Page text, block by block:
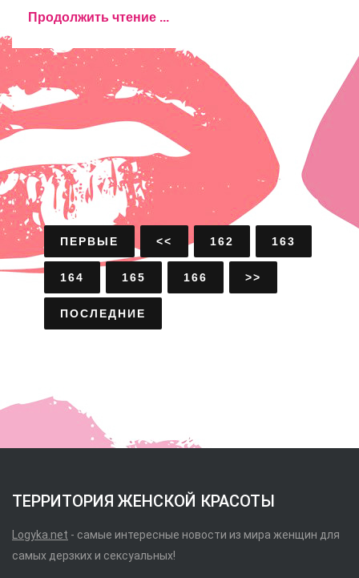
Продолжить чтение ...
ПЕРВЫЕ << 162 163
164 165 166 >>
ПОСЛЕДНИЕ
ТЕРРИТОРИЯ ЖЕНСКОЙ КРАСОТЫ
Logyka.net - самые интересные новости из мира женщин для
самых дерзких и сексуальных!